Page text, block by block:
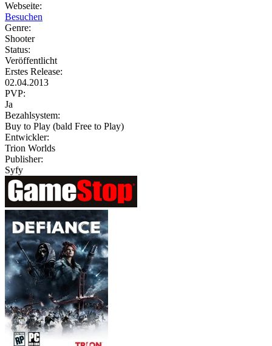
Webseite:
Besuchen
Genre:
Shooter
Status:
Veröffentlicht
Erstes Release:
02.04.2013
PVP:
Ja
Bezahlsystem:
Buy to Play (bald Free to Play)
Entwickler:
Trion Worlds
Publisher:
Syfy